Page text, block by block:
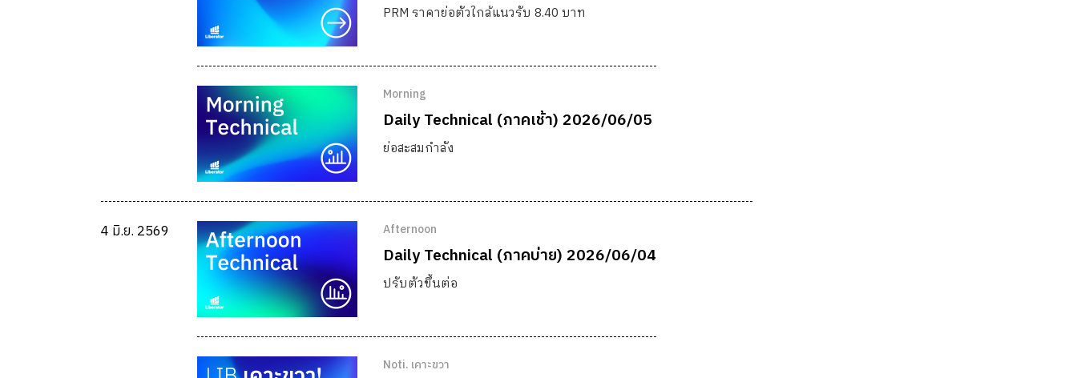
PRM ราคาย่อตัวใกล้แนวรับ 8.40 บาท
Morning
Daily Technical (ภาคเช้า) 2026/06/05
ย่อสะสมกำลัง
4 มิ.ย. 2569 Afternoon
Daily Technical (ภาคบ่าย) 2026/06/04
ปรับตัวขึ้นต่อ
Noti. เคาะขวา